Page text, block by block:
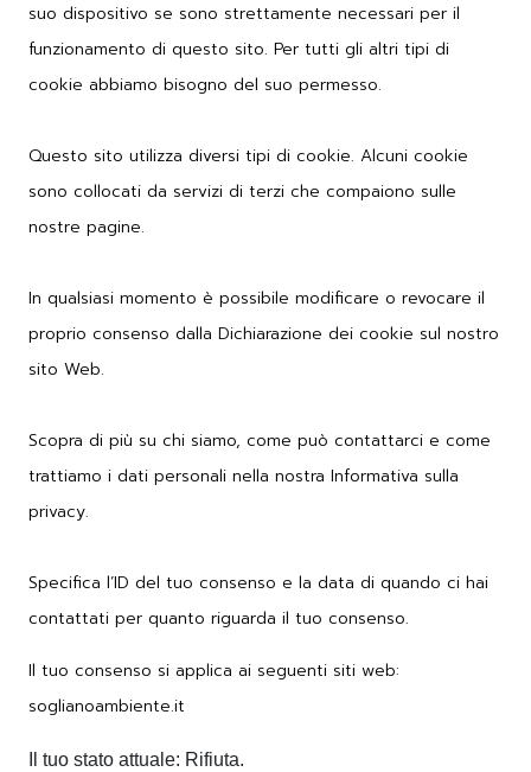
suo dispositivo se sono strettamente necessari per il
funzionamento di questo sito. Per tutti gli altri tipi di
cookie abbiamo bisogno del suo permesso.
Questo sito utilizza diversi tipi di cookie. Alcuni cookie
sono collocati da servizi di terzi che compaiono sulle
nostre pagine.
In qualsiasi momento è possibile modificare o revocare il
proprio consenso dalla Dichiarazione dei cookie sul nostro
sito Web.
Scopra di più su chi siamo, come può contattarci e come
trattiamo i dati personali nella nostra Informativa sulla
privacy.
Specifica l’ID del tuo consenso e la data di quando ci hai
contattati per quanto riguarda il tuo consenso.
Il tuo consenso si applica ai seguenti siti web:
soglianoambiente.it
Il tuo stato attuale: Rifiuta.